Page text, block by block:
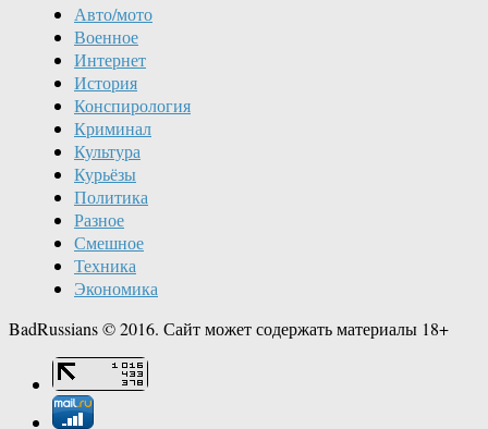
Авто/мото
Военное
Интернет
История
Конспирология
Криминал
Культура
Курьёзы
Политика
Разное
Смешное
Техника
Экономика
BadRussians © 2016. Сайт может содержать материалы 18+